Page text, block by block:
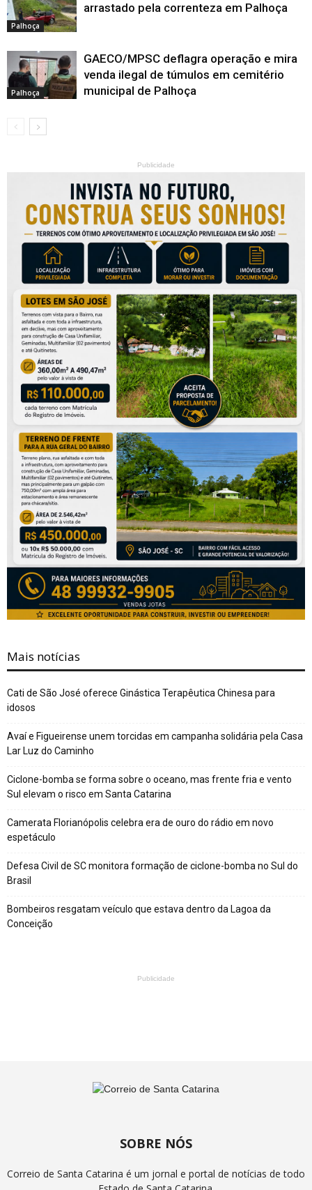
Palhoça
arrastado pela correnteza em Palhoça
Palhoça
GAECO/MPSC deflagra operação e mira
venda ilegal de túmulos em cemitério
municipal de Palhoça
Publicidade
Mais notícias
Cati de São José oferece Ginástica Terapêutica Chinesa para
idosos
Avaí e Figueirense unem torcidas em campanha solidária pela Casa
Lar Luz do Caminho
Ciclone-bomba se forma sobre o oceano, mas frente fria e vento
Sul elevam o risco em Santa Catarina
Camerata Florianópolis celebra era de ouro do rádio em novo
espetáculo
Defesa Civil de SC monitora formação de ciclone-bomba no Sul do
Brasil
Bombeiros resgatam veículo que estava dentro da Lagoa da
Conceição
Publicidade
SOBRE NÓS
Correio de Santa Catarina é um jornal e portal de notícias de todo